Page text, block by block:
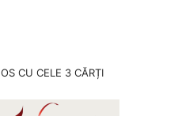
CU CELE 3 CĂRȚI